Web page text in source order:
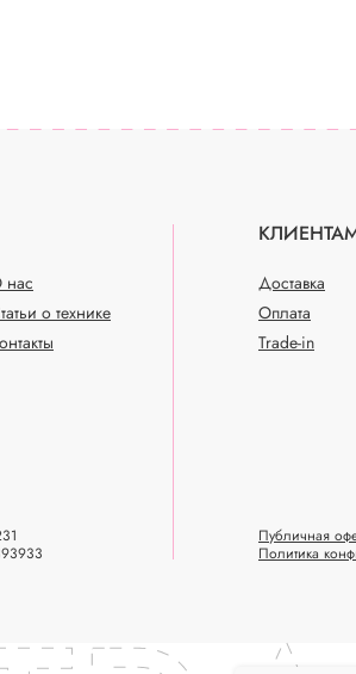
Доставка
о технике
Оплата
Trade-in
Политика
Публичная